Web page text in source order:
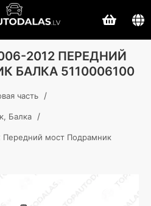
2012 ПЕРЕДНИЙ
БАЛКА 5110006100
часть /
Балка /
Передний мост Подрамник